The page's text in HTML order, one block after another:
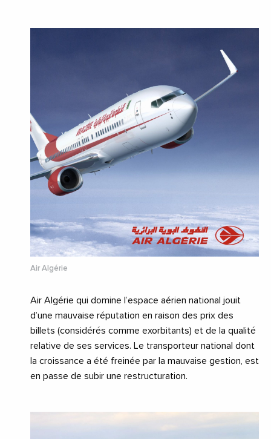
Air Algérie
Air Algérie qui domine l’espace aérien national jouit
d’une mauvaise réputation en raison des prix des
billets (considérés comme exorbitants) et de la qualité
relative de ses services. Le transporteur national dont
la croissance a été freinée par la mauvaise gestion, est
en passe de subir une restructuration.